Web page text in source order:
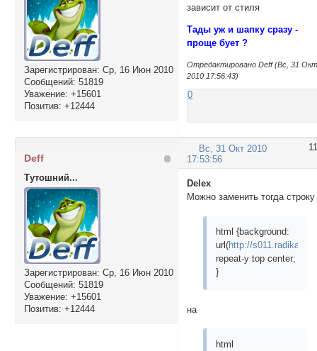
Зарегистрирован: Ср, 16 Июн 2010
Сообщений: 51819
Уважение: +15601
Позитив: +12444
зависит от стиля
Тады уж и шапку сразу -
проще бует ?
Отредактировано Deff (Вс, 31
2010 17:56:43)
0
11
Вс, 31 Окт 2010
17:53:56
Deff
Тутошний...
Зарегистрирован: Ср, 16 Июн 2010
Сообщений: 51819
Уважение: +15601
Позитив: +12444
Delex
Можно заменить тогда строку
html {background:
url(http://
repeat-y top center;
}
на
html